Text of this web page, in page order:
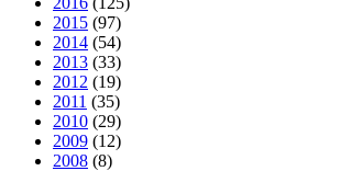
2015 (97)
2014 (54)
2013 (33)
2012 (19)
2011 (35)
2010 (29)
2009 (12)
2008 (8)